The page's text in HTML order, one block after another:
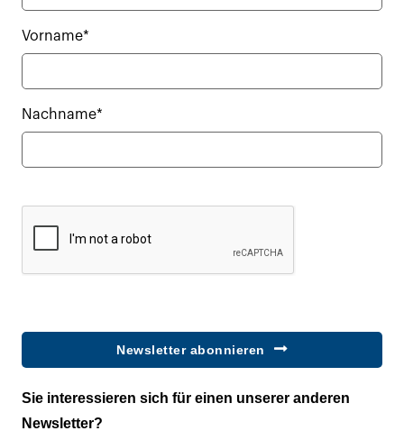
Vorname*
Nachname*
Newsletter abonnieren
Sie interessieren sich für einen unserer anderen
Newsletter?